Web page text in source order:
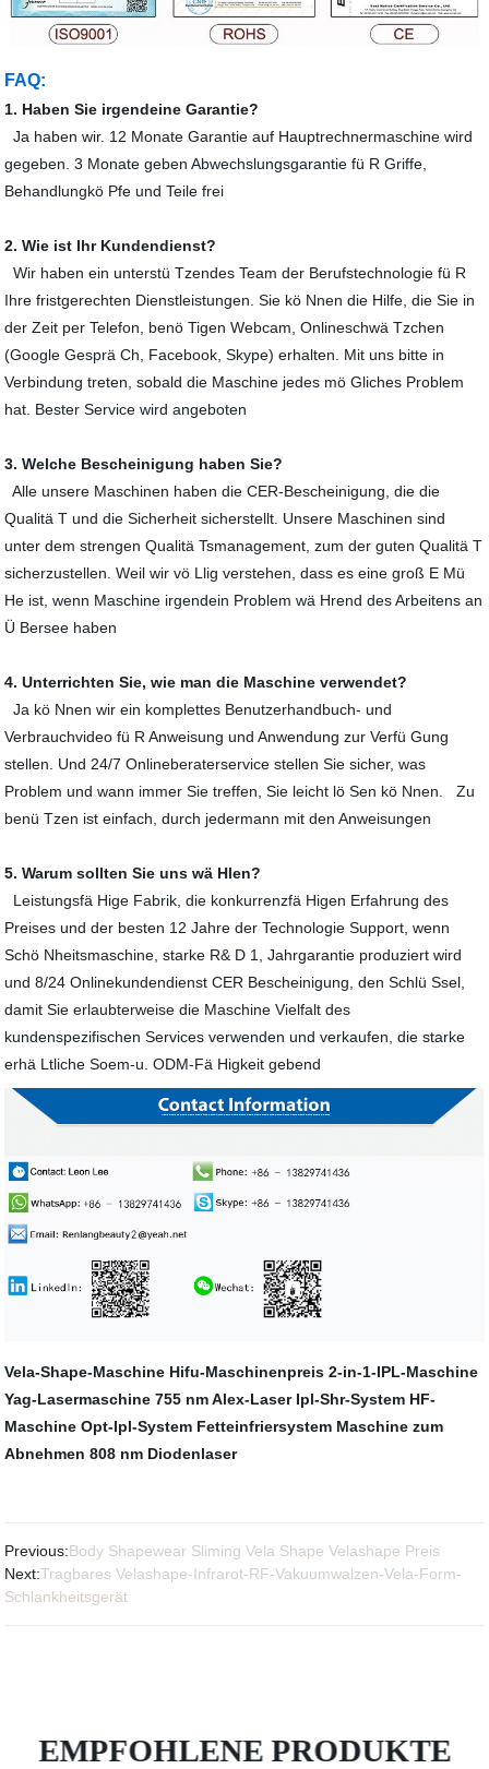
FAQ:
1. Haben Sie irgendeine Garantie?
Ja haben wir. 12 Monate Garantie auf Hauptrechnermaschine wird
gegeben. 3 Monate geben Abwechslungsgarantie fü R Griffe,
Behandlungkö Pfe und Teile frei
2. Wie ist Ihr Kundendienst?
Wir haben ein unterstü Tzendes Team der Berufstechnologie fü R
Ihre fristgerechten Dienstleistungen. Sie kö Nnen die Hilfe, die Sie in
der Zeit per Telefon, benö Tigen Webcam, Onlineschwä Tzchen
(Google Gesprä Ch, Facebook, Skype) erhalten. Mit uns bitte in
Verbindung treten, sobald die Maschine jedes mö Gliches Problem
hat. Bester Service wird angeboten
3. Welche Bescheinigung haben Sie?
Alle unsere Maschinen haben die CER-Bescheinigung, die die
Qualitä T und die Sicherheit sicherstellt. Unsere Maschinen sind
unter dem strengen Qualitä Tsmanagement, zum der guten Qualitä T
sicherzustellen. Weil wir vö Llig verstehen, dass es eine groß E Mü
He ist, wenn Maschine irgendein Problem wä Hrend des Arbeitens an
Ü Bersee haben
4. Unterrichten Sie, wie man die Maschine verwendet?
Ja kö Nnen wir ein komplettes Benutzerhandbuch- und
Verbrauchvideo fü R Anweisung und Anwendung zur Verfü Gung
stellen. Und 24/7 Onlineberaterservice stellen Sie sicher, was
Problem und wann immer Sie treffen, Sie leicht lö Sen kö Nnen. Zu
benü Tzen ist einfach, durch jedermann mit den Anweisungen
5. Warum sollten Sie uns wä Hlen?
Leistungsfä Hige Fabrik, die konkurrenzfä Higen Erfahrung des
Preises und der besten 12 Jahre der Technologie Support, wenn
Schö Nheitsmaschine, starke R& D 1, Jahrgarantie produziert wird
und 8/24 Onlinekundendienst CER Bescheinigung, den Schlü Ssel,
damit Sie erlaubterweise die Maschine Vielfalt des
kundenspezifischen Services verwenden und verkaufen, die starke
erhä Ltliche Soem-u. ODM-Fä Higkeit gebend
Vela-Shape-Maschine Hifu-Maschinenpreis 2-in-1-IPL-Maschine
Yag-Lasermaschine 755 nm Alex-Laser Ipl-Shr-System HF-
Maschine Opt-Ipl-System Fetteinfriersystem Maschine zum
Abnehmen 808 nm Diodenlaser
Previous:Body Shapewear Sliming Vela Shape Velashape Preis
Next:Tragbares Velashape-Infrarot-RF-Vakuumwalzen-Vela-Form-
Schlankheitsgerät
EMPFOHLENE PRODUKTE